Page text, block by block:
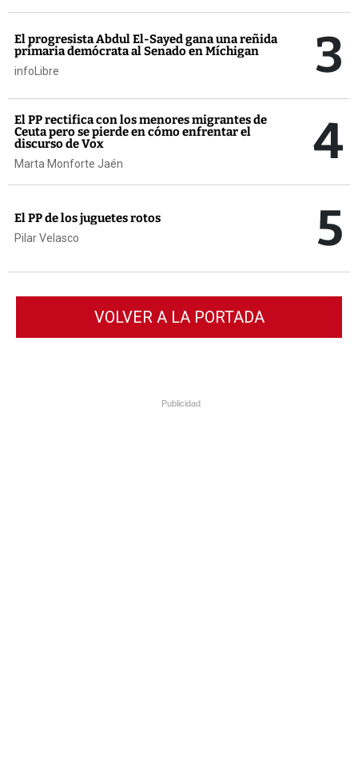
El progresista Abdul El-Sayed gana una reñida
primaria demócrata al Senado en Míchigan
infoLibre 3
El PP rectifica con los menores migrantes de
Ceuta pero se pierde en cómo enfrentar el
discurso de Vox
Marta Monforte Jaén 4
El PP de los juguetes rotos
Pilar Velasco 5
VOLVER A LA PORTADA
Publicidad